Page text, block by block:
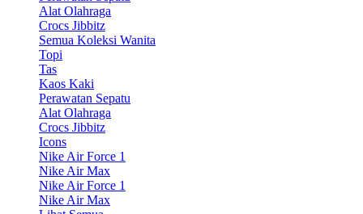
Alat Olahraga
Crocs Jibbitz
Semua Koleksi Wanita
Topi
Tas
Kaos Kaki
Perawatan Sepatu
Alat Olahraga
Crocs Jibbitz
Icons
Nike Air Force 1
Nike Air Max
Nike Air Force 1
Nike Air Max